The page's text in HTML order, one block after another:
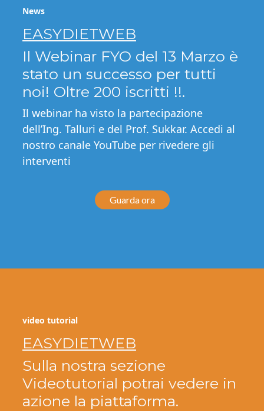
News
EASYDIETWEB
Il Webinar FYO del 13 Marzo è
stato un successo per tutti
noi! Oltre 200 iscritti !!.
Il webinar ha visto la partecipazione
dell’Ing. Talluri e del Prof. Sukkar. Accedi al
nostro canale YouTube per rivedere gli
interventi
Guarda ora
video tutorial
EASYDIETWEB
Sulla nostra sezione
Videotutorial potrai vedere in
azione la piattaforma.